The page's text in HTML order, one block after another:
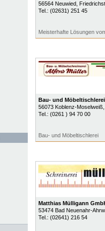
56564 Neuwied,
Tel.: (02631) 251 45
Meisterhafte Lösungen
Bau- und
56073 Koblenz-Moselweiß,
Tel.: (0261 ) 94 70 00
Bau- und Möbeltischlerei
Matthias Mülligann
53474 Bad Neuenahr-
Tel.: (02641) 216 54